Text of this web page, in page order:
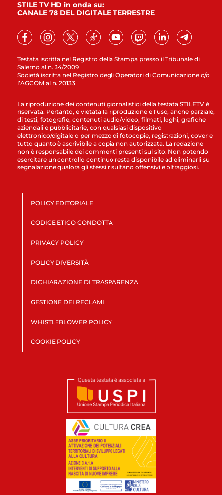
Testata iscritta nel Registro della Stampa presso il Tribunale di
Salerno al n. 34/2009
Società iscritta nel Registro degli Operatori di Comunicazione c/o
l’AGCOM al n. 20133
STILE TV HD in onda su:
CANALE 78 DEL DIGITALE TERRESTRE
La riproduzione dei contenuti giornalistici della testata STILETV è
riservata. Pertanto, è vietata la riproduzione e l’uso, anche parziale,
di testi, fotografie, contenuti audio/video, filmati, loghi, grafiche
aziendali e pubblicitarie, con qualsiasi dispositivo
elettronico/digitale o per mezzo di fotocopie, registrazioni, cover e
tutto quanto è ascrivibile a copia non autorizzata. La redazione
non è responsabile dei commenti presenti sul sito. Non potendo
esercitare un controllo continuo resta disponibile ad eliminarli su
segnalazione qualora gli stessi risultano offensivi e oltraggiosi.
POLICY EDITORIALE
CODICE ETICO CONDOTTA
PRIVACY POLICY
POLICY DIVERSITÀ
DICHIARAZIONE DI TRASPARENZA
GESTIONE DEI RECLAMI
WHISTLEBLOWER POLICY
COOKIE POLICY